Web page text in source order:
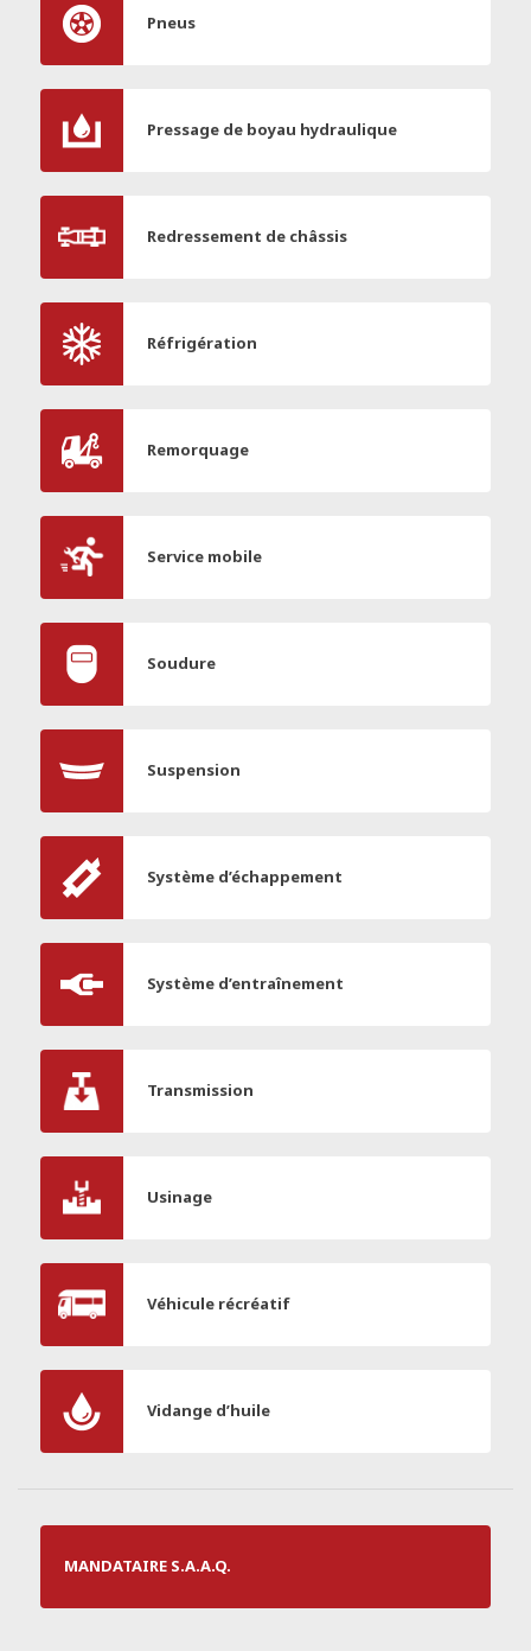
Pneus
Pressage de boyau hydraulique
Redressement de châssis
Réfrigération
Remorquage
Service mobile
Soudure
Suspension
Système d’échappement
Système d’entraînement
Transmission
Usinage
Véhicule récréatif
Vidange d’huile
MANDATAIRE S.A.A.Q.